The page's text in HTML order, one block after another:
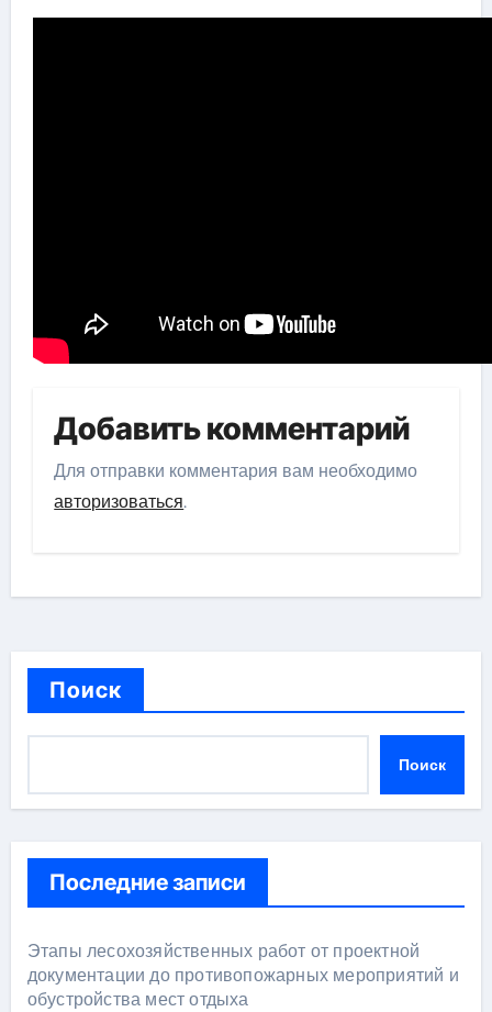
Добавить комментарий
Для отправки комментария вам необходимо
авторизоваться.
Поиск
Поиск
Последние записи
Этапы лесохозяйственных работ от проектной
документации до противопожарных мероприятий и
обустройства мест отдыха